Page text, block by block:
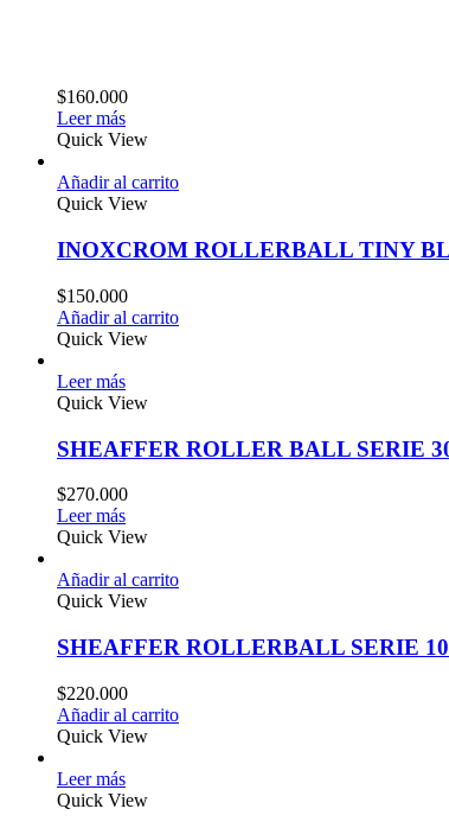
$160.000
Leer más
Quick View
Añadir al carrito
Quick View
INOXCROM ROLLERBALL TINY
$150.000
Añadir al carrito
Quick View
Leer más
Quick View
SHEAFFER ROLLER BALL SERIE
$270.000
Leer más
Quick View
Añadir al carrito
Quick View
SHEAFFER ROLLERBALL SERIE
$220.000
Añadir al carrito
Quick View
Leer más
Quick View